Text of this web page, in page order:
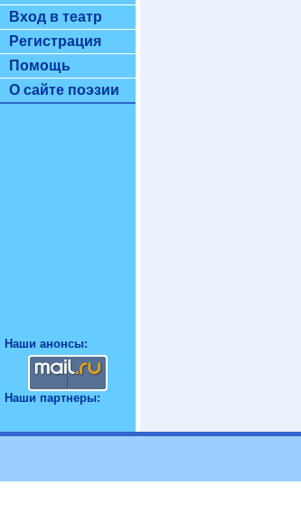
Вход в театр
Регистрация
Помощь
О сайте поэзии
Наши анонсы:
Наши партнеры: